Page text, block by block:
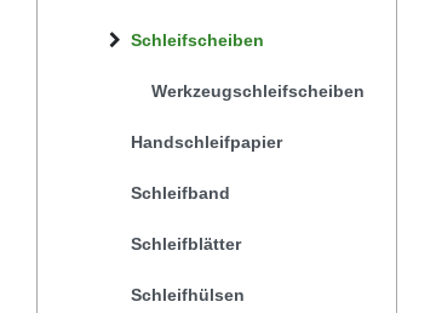
Handschleifpapier
Schleifband
Schleifblätter
Schleifhülsen
Schleifscheiben
Werkzeugschleifscheiben